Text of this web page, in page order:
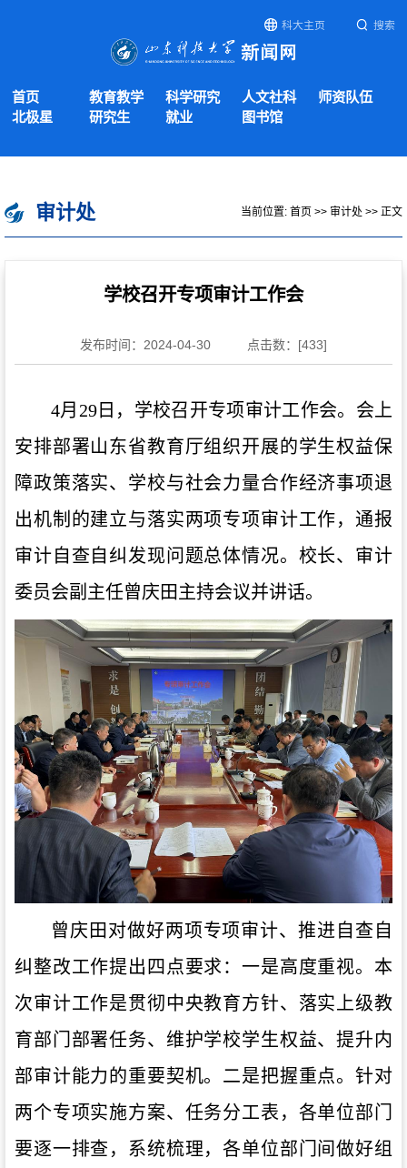
科大主页 搜索
首页 教育教学 科学研究 人文社科
师资队伍
北极星
研究生 就业 图书馆
审计处 当前位置: 首页 >> 审计处 >> 正文
学校召开专项审计工作会
发布时间：2024-04-30 点击数：[433]
4月 29日，学校召开专项审计工作会。会上
安排部署山东省教育厅组织开展的学生权益保
障政策落实、学校与社会力量合作经济事项退
出机制的建立与落实两项专项审计工作，通报
审计自查自纠发现问题总体情况。校长、审计
委员会副主任曾庆田主持会议并讲话。
曾庆田对做好两项专项审计、推进自查自
纠整改工作提出四点要求：一是高度重视。本
次审计工作是贯彻中央教育方针、落实上级教
育部门部署任务、维护学校学生权益、提升内
部审计能力的重要契机。二是把握重点。针对
两个专项实施方案、任务分工表，各单位部门
要逐一排查，系统梳理，各单位部门间做好组